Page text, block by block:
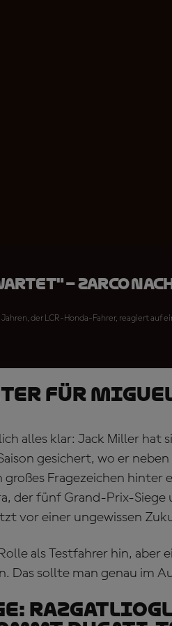
– Zarco
der LCR-Honda-Fahrer, reagiert auf
für
alles klar: Jack Miller hat
gesichert, wo er neben
Fragezeichen hinter
der fünf Grand-Prix-Siege
vor einer ungewissen
als Testfahrer hin, aber
Das sollte man genau im